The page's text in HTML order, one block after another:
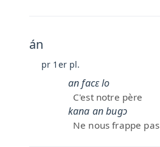
án
pr 1er pl.
an facɛ lo
C'est notre père
kana an bugɔ
Ne nous frappe pas